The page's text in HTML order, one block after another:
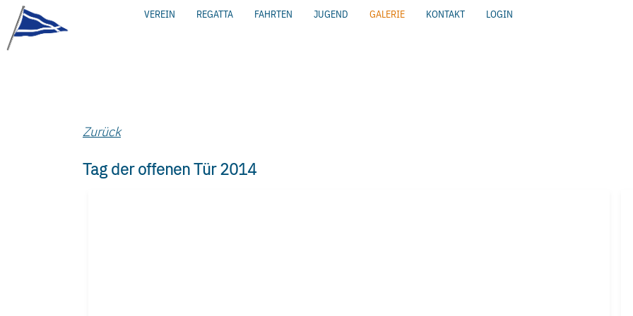
VEREIN REGATTA FAHRTEN JUGEND GALERIE KONTAKT LOGIN
Zurück
Tag der offenen Tür 2014